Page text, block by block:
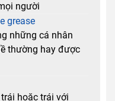
người
grease
những cá nhân
thường hay được
hoặc trái với